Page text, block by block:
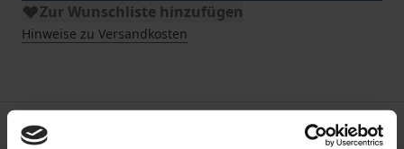
Zur Wunschliste hinzufügen
Hinweise zu Versandkosten
Beschreibung